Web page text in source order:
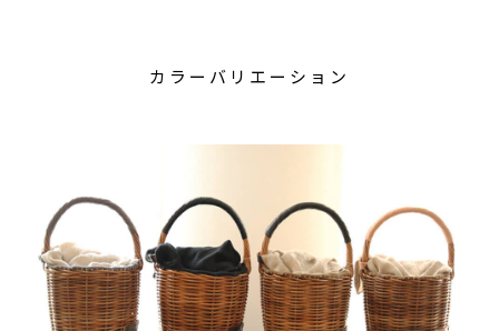
カラーバリエーション